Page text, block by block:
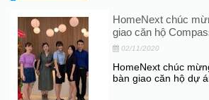
HomeNext chúc
giao căn hộ
02/11/2020
HomeNext chúc
bàn giao căn hộ dự